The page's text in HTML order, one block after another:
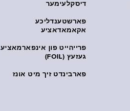
דיסקלעימער
פארשטענדליכע
אקאמאדאציע
פרייהייט פון אינפארמאציע
געזעץ (FOIL)
פארבינדט זיך מיט אונז